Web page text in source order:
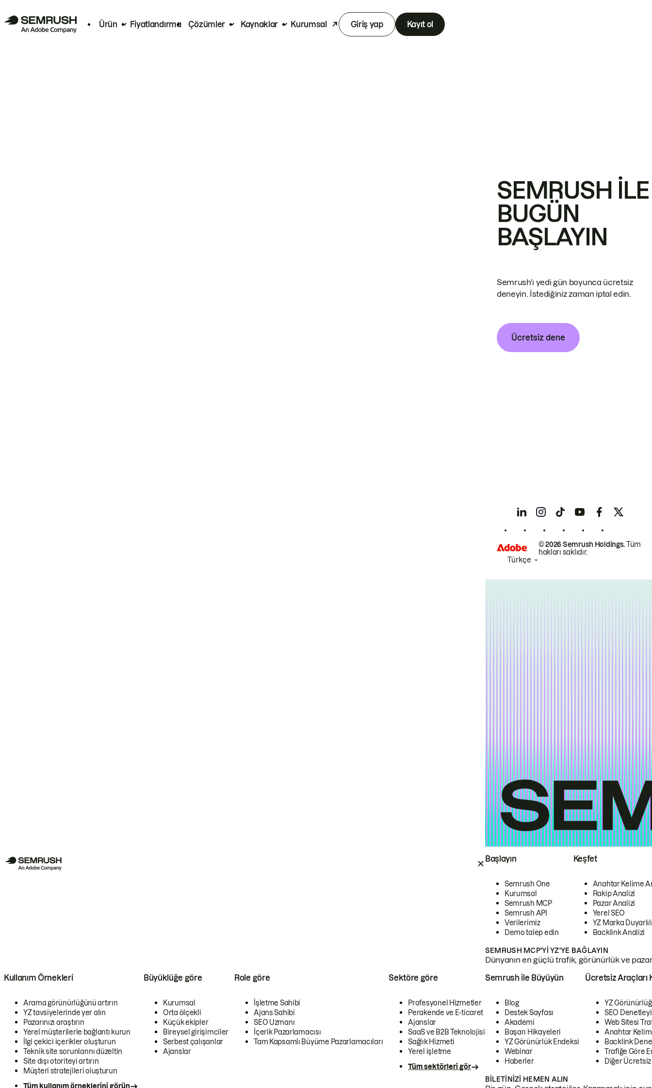
Ürün Fiyatlandırma Çözümler Kaynaklar Kurumsal Giriş yap Kayıt ol
Başlayın
Semrush One
Kurumsal
Semrush MCP
Semrush API
Verilerimiz
Demo talep edin
Keşfet
Anahtar Kelime
Rakip Analizi
Pazar Analizi
Yerel SEO
YZ Marka
Backlink Analizi
SEMRUSH MCP'YI YZ'YE BAĞLAYIN
Dünyanın en güçlü trafik, görünürlük ve
Kullanım Örnekleri
Arama görünürlüğünü artırın
YZ tavsiyelerinde yer alın
Pazarınızı araştırın
Yerel müşterilerle bağlantı kurun
İlgi çekici içerikler oluşturun
Teknik site sorunlarını düzeltin
Site dışı otoriteyi artırın
Müşteri stratejileri oluşturun
Tüm kullanım örneklerini görün
Büyüklüğe göre
Kurumsal
Orta ölçekli
Küçük ekipler
Bireysel girişimciler
Serbest çalışanlar
Ajanslar
Role göre
İşletme Sahibi
Ajans Sahibi
SEO Uzmanı
İçerik Pazarlamacısı
Tam Kapsamlı Büyüme Pazarlamacıları
Sektöre göre
Profesyonel Hizmetler
Perakende ve E-ticaret
Ajanslar
SaaS ve B2B Teknolojisi
Sağlık Hizmeti
Yerel işletme
Tüm sektörleri gör
Semrush ile Büyüyün
Blog
Destek Sayfası
Akademi
Başarı Hikayeleri
YZ Görünürlük Endeksi
Webinar
Haberler
Ücretsiz Araçları
YZ
SEO
Web Sitesi
Anahtar
Backlink
Trafiğe Göre
Diğer
BILETINIZI HEMEN ALIN
SEMRUSH ILE
BUGÜN
BAŞLAYIN
Semrush'ı yedi gün boyunca ücretsiz
deneyin. İstediğiniz zaman iptal edin.
Ücretsiz dene
© 2026 Semrush Holdings.Tüm
hakları saklıdır.
Türkçe